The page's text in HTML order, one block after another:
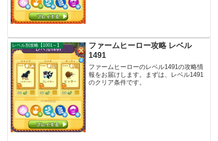
レベル別攻略【1001～】
ファームヒーロー攻略 レベル
1491
ファームヒーローのレベル1491の攻略情
報をお届けします。まずは、レベル1491
のクリア条件です。